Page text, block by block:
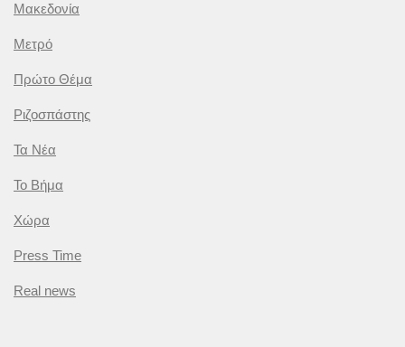
Μακεδονία
Μετρό
Πρώτο Θέμα
Ριζοσπάστης
Τα Νέα
Το Βήμα
Χώρα
Press Time
Real news